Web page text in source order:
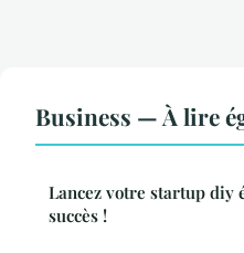
Business — À lire
Lancez votre startup diy
succès !